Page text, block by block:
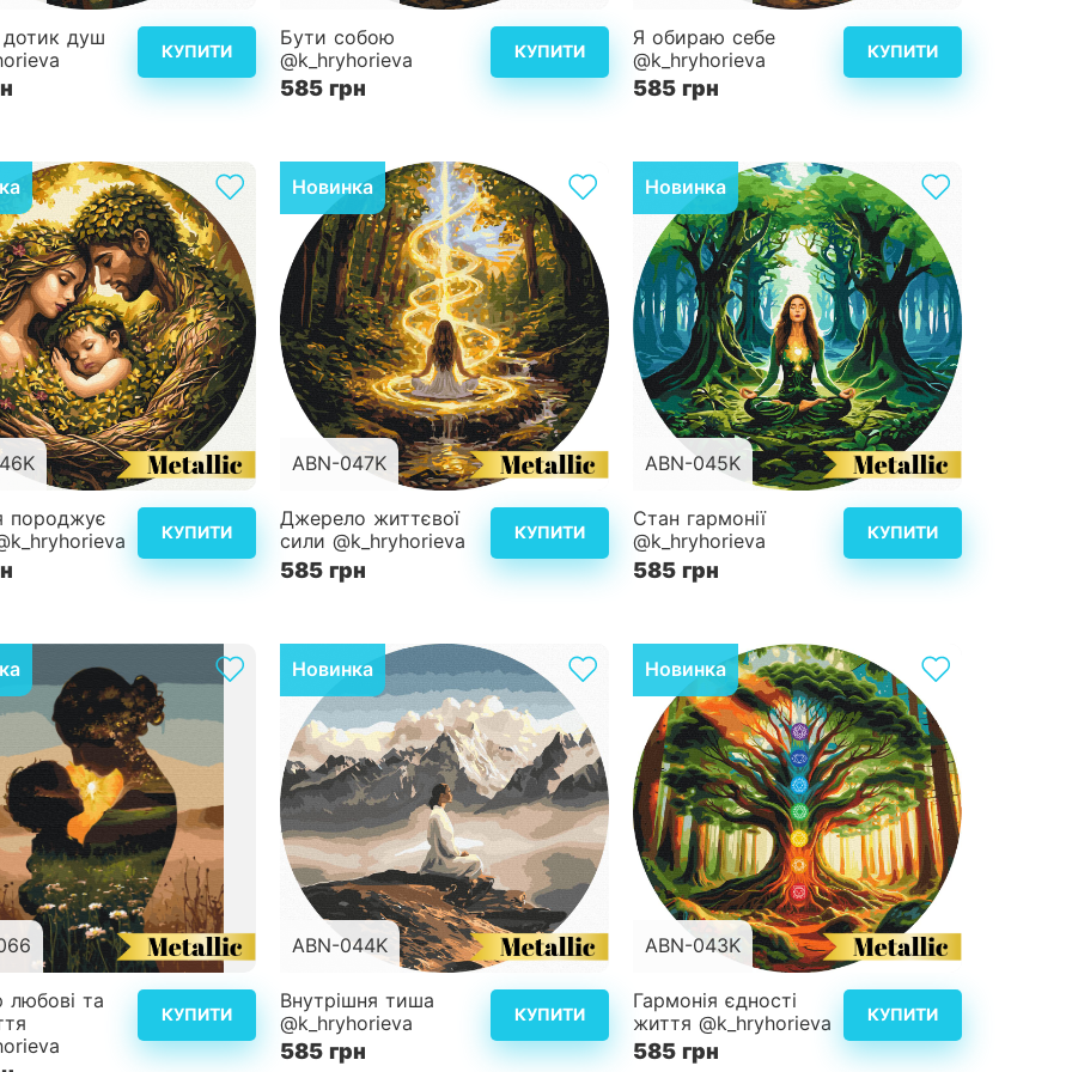
Детальніше
душ
КУПИТИ
Розмір
Складність
Детальніше
Бути собою
@k_hryhorieva
585 грн
КУПИТИ
Розмір
Складність
Детальніше
Я обираю себе
@k_hryhorieva
585 грн
КУПИТИ
Детальніше
породжує
КУПИТИ
Новинка
ABN-047K
Розмір
Складність
Детальніше
Джерело життєвої
сили @k_hryhorieva
585 грн
КУПИТИ
Новинка
ABN-045K
Розмір
Складність
Детальніше
Стан гармонії
@k_hryhorieva
585 грн
КУПИТИ
Детальніше
любові та
КУПИТИ
Новинка
ABN-044K
Розмір
Складність
Детальніше
Внутрішня тиша
@k_hryhorieva
585 грн
КУПИТИ
Новинка
ABN-043K
Розмір
Складність
Детальніше
Гармонія єдності
життя @k_hryhorieva
585 грн
КУПИТИ